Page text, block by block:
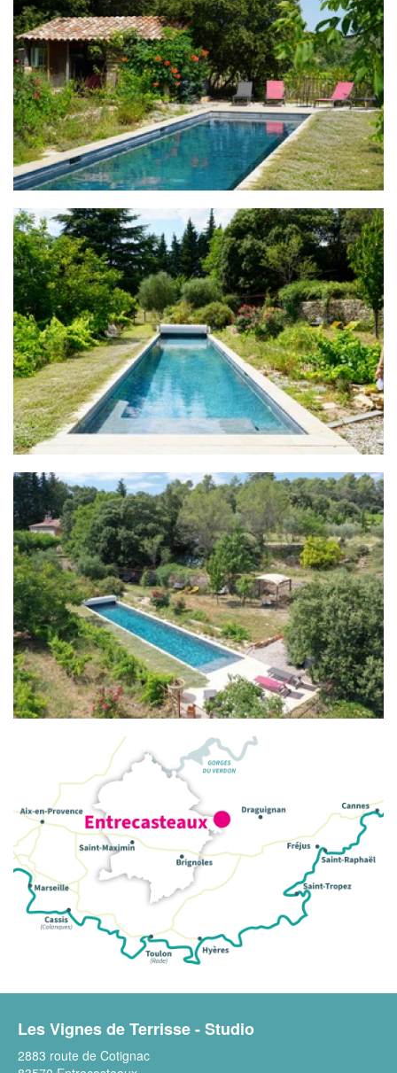
Les Vignes de Terrisse - Studio
2883 route de Cotignac